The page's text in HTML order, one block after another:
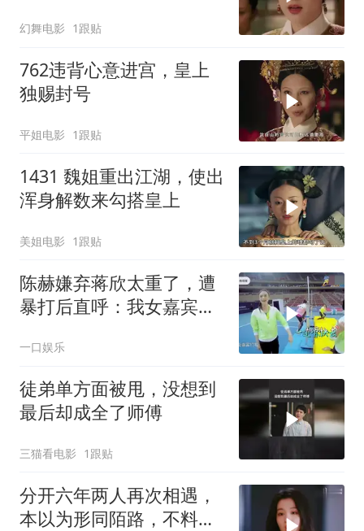
幻舞电影 1跟贴
762违背心意进宫，皇上
独赐封号
平姐电影 1跟贴
1431 魏姐重出江湖，使出
浑身解数来勾搭皇上
美姐电影 1跟贴
陈赫嫌弃蒋欣太重了，遭
暴打后直呼：我女嘉宾打
一口娱乐
徒弟单方面被甩，没想到
最后却成全了师傅
三猫看电影 1跟贴
分开六年两人再次相遇，
本以为形同陌路，不料突